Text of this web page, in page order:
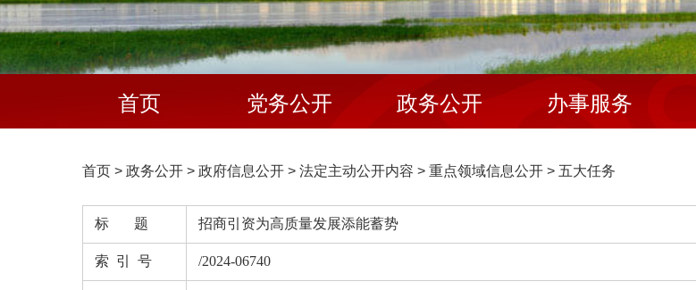
首页 党务公开 政务公开 办事服务
首页 > 政务公开 > 政府信息公开 > 法定主动公开内容 > 重点领域信息公开 > 五大任务
标 题 招商引资为高质量发展添能蓄势
索 引 号 /2024-06740